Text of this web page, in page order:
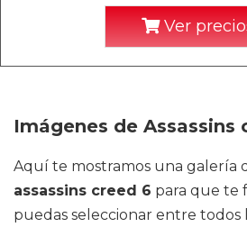
Ver
Imágenes de Assassins
Aquí te mostramos una galería
assassins creed 6 para que te
puedas seleccionar entre todos